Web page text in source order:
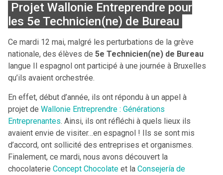
Projet Wallonie Entreprendre pour
les 5e Technicien(ne) de Bureau
Ce mardi 12 mai, malgré les perturbations de la grève
nationale, des élèves de 5e Technicien(ne) de Bureau
langue II espagnol ont participé à une journée à Bruxelles
qu’ils avaient orchestrée.
En effet, début d’année, ils ont répondu à un appel à
projet de Wallonie Entreprendre : Générations
Entreprenantes. Ainsi, ils ont réfléchi à quels lieux ils
avaient envie de visiter…en espagnol ! Ils se sont mis
d’accord, ont sollicité des entreprises et organismes.
Finalement, ce mardi, nous avons découvert la
chocolaterie Concept Chocolate et la Consejería de